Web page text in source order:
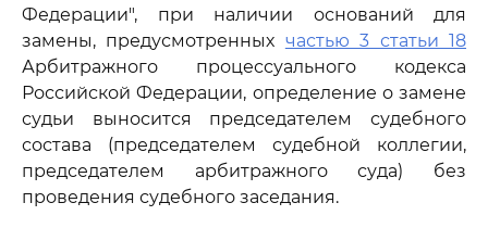
Федерации", при наличии оснований для
замены, предусмотренных частью 3 статьи 18
Арбитражного процессуального кодекса
Российской Федерации, определение о замене
судьи выносится председателем судебного
состава (председателем судебной коллегии,
председателем арбитражного суда) без
проведения судебного заседания.